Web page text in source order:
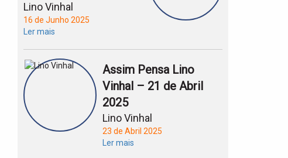
Lino Vinhal
16 de Junho 2025
Ler mais
Assim Pensa Lino
Vinhal – 21 de Abril
2025
Lino Vinhal
23 de Abril 2025
Ler mais